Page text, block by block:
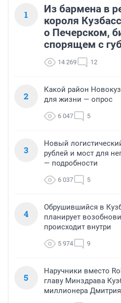
1
Из бармена в
короля
о Печерском,
спорящем с
14 269 12
2
Какой район
для жизни — опрос
6 047 5
3
Новый
рублей и мост для
— подробности
6 037 5
4
Обрушившийся в
планирует
происходит внутри
5 974 9
5
Наручники вместо
главу Минздрава
миллионера